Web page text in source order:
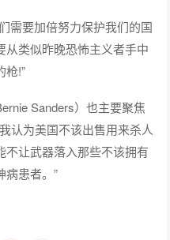
需要加倍努力保护我们的国
从类似昨晚恐怖主义者手中
枪!”
Sanders）也主要聚焦
认为美国不该出售用来杀人
不让武器落入那些不该拥有
患者。”